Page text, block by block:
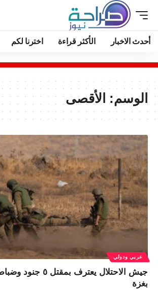
أحدث الاخبار الأكثر قراءة اخترنا لكم
الوسم: الأقصى
عربي ودولي
جيش الاحتلال يعترف
بغزة